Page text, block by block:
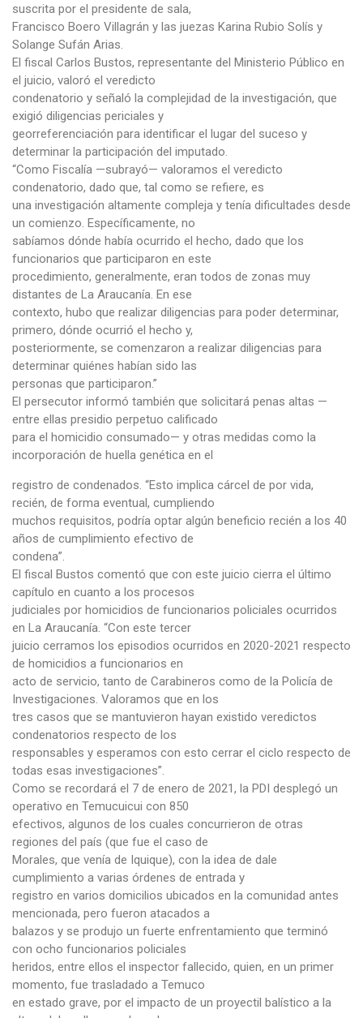
suscrita por el presidente de sala,
Francisco Boero Villagrán y las juezas Karina Rubio Solís y
Solange Sufán Arias.
El fiscal Carlos Bustos, representante del Ministerio Público en
el juicio, valoró el veredicto
condenatorio y señaló la complejidad de la investigación, que
exigió diligencias periciales y
georreferenciación para identificar el lugar del suceso y
determinar la participación del imputado.
“Como Fiscalía —subrayó— valoramos el veredicto
condenatorio, dado que, tal como se refiere, es
una investigación altamente compleja y tenía dificultades desde
un comienzo. Específicamente, no
sabíamos dónde había ocurrido el hecho, dado que los
funcionarios que participaron en este
procedimiento, generalmente, eran todos de zonas muy
distantes de La Araucanía. En ese
contexto, hubo que realizar diligencias para poder determinar,
primero, dónde ocurrió el hecho y,
posteriormente, se comenzaron a realizar diligencias para
determinar quiénes habían sido las
personas que participaron.”
El persecutor informó también que solicitará penas altas —
entre ellas presidio perpetuo calificado
para el homicidio consumado— y otras medidas como la
incorporación de huella genética en el
registro de condenados. “Esto implica cárcel de por vida,
recién, de forma eventual, cumpliendo
muchos requisitos, podría optar algún beneficio recién a los 40
años de cumplimiento efectivo de
condena”.
El fiscal Bustos comentó que con este juicio cierra el último
capítulo en cuanto a los procesos
judiciales por homicidios de funcionarios policiales ocurridos
en La Araucanía. “Con este tercer
juicio cerramos los episodios ocurridos en 2020-2021 respecto
de homicidios a funcionarios en
acto de servicio, tanto de Carabineros como de la Policía de
Investigaciones. Valoramos que en los
tres casos que se mantuvieron hayan existido veredictos
condenatorios respecto de los
responsables y esperamos con esto cerrar el ciclo respecto de
todas esas investigaciones”.
Como se recordará el 7 de enero de 2021, la PDI desplegó un
operativo en Temucuicui con 850
efectivos, algunos de los cuales concurrieron de otras
regiones del país (que fue el caso de
Morales, que venía de Iquique), con la idea de dale
cumplimiento a varias órdenes de entrada y
registro en varios domicilios ubicados en la comunidad antes
mencionada, pero fueron atacados a
balazos y se produjo un fuerte enfrentamiento que terminó
con ocho funcionarios policiales
heridos, entre ellos el inspector fallecido, quien, en un primer
momento, fue trasladado a Temuco
en estado grave, por el impacto de un proyectil balístico a la